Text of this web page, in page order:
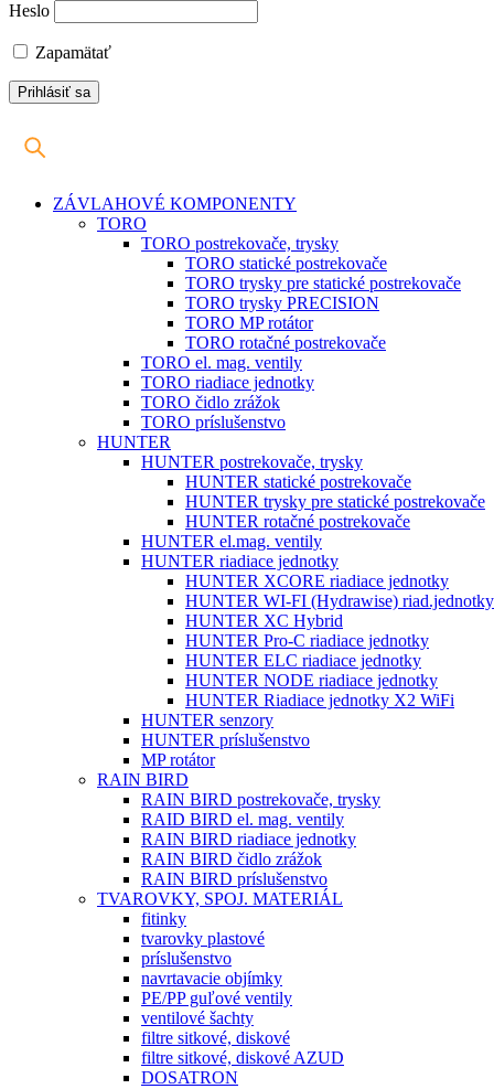
Heslo
Zapamätať
ZÁVLAHOVÉ KOMPONENTY
TORO
TORO postrekovače, trysky
TORO statické postrekovače
TORO trysky pre statické postrekovače
TORO trysky PRECISION
TORO MP rotátor
TORO rotačné postrekovače
TORO el. mag. ventily
TORO riadiace jednotky
TORO čidlo zrážok
TORO príslušenstvo
HUNTER
HUNTER postrekovače, trysky
HUNTER statické postrekovače
HUNTER trysky pre statické postrekovače
HUNTER rotačné postrekovače
HUNTER el.mag. ventily
HUNTER riadiace jednotky
HUNTER XCORE riadiace jednotky
HUNTER WI-FI (Hydrawise) riad.jednotky
HUNTER XC Hybrid
HUNTER Pro-C riadiace jednotky
HUNTER ELC riadiace jednotky
HUNTER NODE riadiace jednotky
HUNTER Riadiace jednotky X2 WiFi
HUNTER senzory
HUNTER príslušenstvo
MP rotátor
RAIN BIRD
RAIN BIRD postrekovače, trysky
RAID BIRD el. mag. ventily
RAIN BIRD riadiace jednotky
RAIN BIRD čidlo zrážok
RAIN BIRD príslušenstvo
TVAROVKY, SPOJ. MATERIÁL
fitinky
tvarovky plastové
príslušenstvo
navrtavacie objímky
PE/PP guľové ventily
ventilové šachty
filtre sitkové, diskové
filtre sitkové, diskové AZUD
DOSATRON